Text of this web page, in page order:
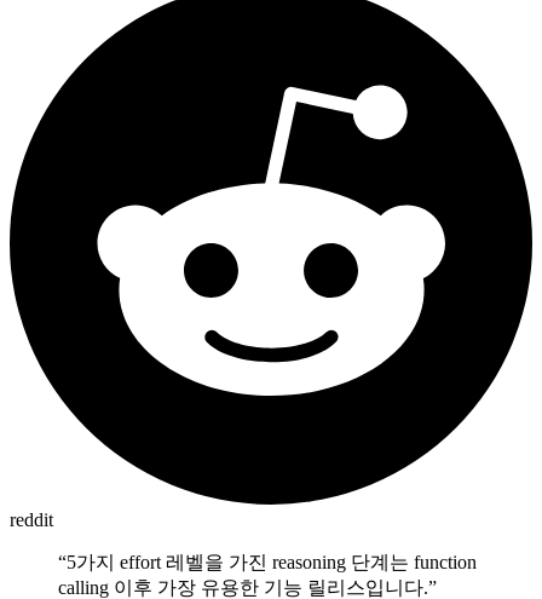
reddit
“5가지 effort 레벨을 가진 reasoning 단계는 function
calling 이후 가장 유용한 기능 릴리스입니다.”